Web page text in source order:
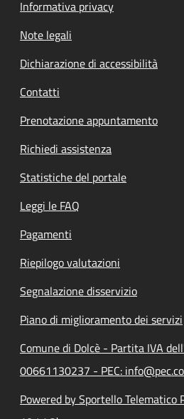
Informativa privacy
Note legali
Dichiarazione di accessibilità
Contatti
Prenotazione appuntamento
Richiedi assistenza
Statistiche del portale
Leggi le FAQ
Pagamenti
Riepilogo valutazioni
Segnalazione disservizio
Piano di miglioramento dei servizi
Comune di Dolcè - Partita IVA
00661130237 - PEC:
Powered by Sportello Telematico